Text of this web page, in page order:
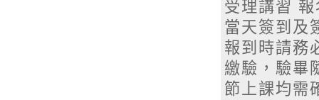
受理講習
當天簽到及
報到時請務
繳驗，驗畢
節上課均需